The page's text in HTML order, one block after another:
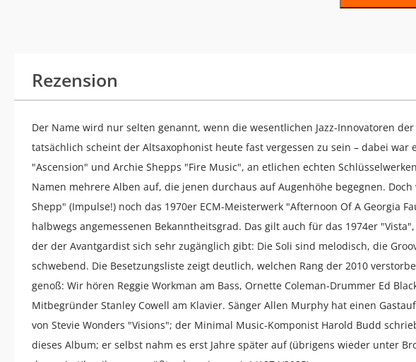
Rezension
Der Name wird nur selten genannt, wenn die wesentlichen Jazz-Innovatoren
tatsächlich scheint der Altsaxophonist heute fast vergessen zu sein – dabei war
"Ascension" und Archie Shepps "Fire Music", an etlichen echten
Namen mehrere Alben auf, die jenen durchaus auf Augenhöhe begegnen.
Shepp" (Impulse!) noch das 1970er ECM-Meisterwerk "Afternoon Of A Georgia
halbwegs angemessenen Bekanntheitsgrad. Das gilt auch für das 1974er
der der Avantgardist sich sehr zugänglich gibt: Die Soli sind melodisch, die
schwebend. Die Besetzungsliste zeigt deutlich, welchen Rang der 2010
genoß: Wir hören Reggie Workman am Bass, Ornette Coleman-Drummer Ed
Mitbegründer Stanley Cowell am Klavier. Sänger Allen Murphy hat einen
von Stevie Wonders "Visions"; der Minimal Music-Komponist Harold Budd
dieses Album; er selbst nahm es erst Jahre später auf (übrigens wieder unter